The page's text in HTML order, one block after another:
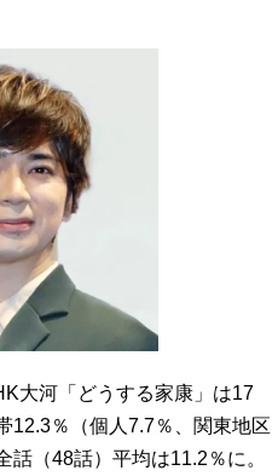
大河「どうする家康」は17
12.3％（個人7.7％、関東地区
話（48話）平均は11.2％に。